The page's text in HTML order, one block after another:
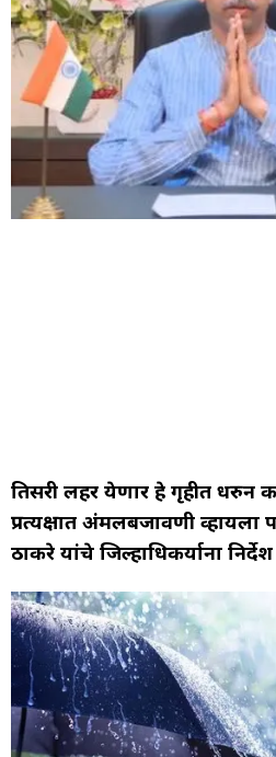
तिसरी लहर येणार हे गृहीत धरुन
प्रत्यक्षात अंमलबजावणी व्हायला
ठाकरे यांचे जिल्हाधिकर्याना निर्देश